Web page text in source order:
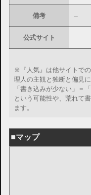
備考 –
公式サイト
※『人気』は他サイトで
理人の主観と独断と偏見
「書き込みが少ない」＝
という可能性や、荒れて
ます。
■マップ